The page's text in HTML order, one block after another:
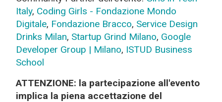
Italy, Coding Girls - Fondazione Mondo
Digitale, Fondazione Bracco, Service Design
Drinks Milan, Startup Grind Milano, Google
Developer Group | Milano, ISTUD Business
School
ATTENZIONE: la partecipazione all'evento
implica la piena accettazione del